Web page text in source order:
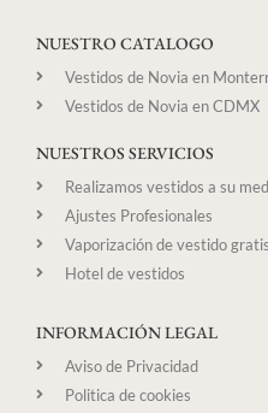
NUESTRO CATALOGO
Vestidos de Novia en
Vestidos de Novia en CDMX
NUESTROS SERVICIOS
Realizamos vestidos a su
Ajustes Profesionales
Vaporización de vestido gratis
Hotel de vestidos
INFORMACIÓN LEGAL
Aviso de Privacidad
Politica de cookies